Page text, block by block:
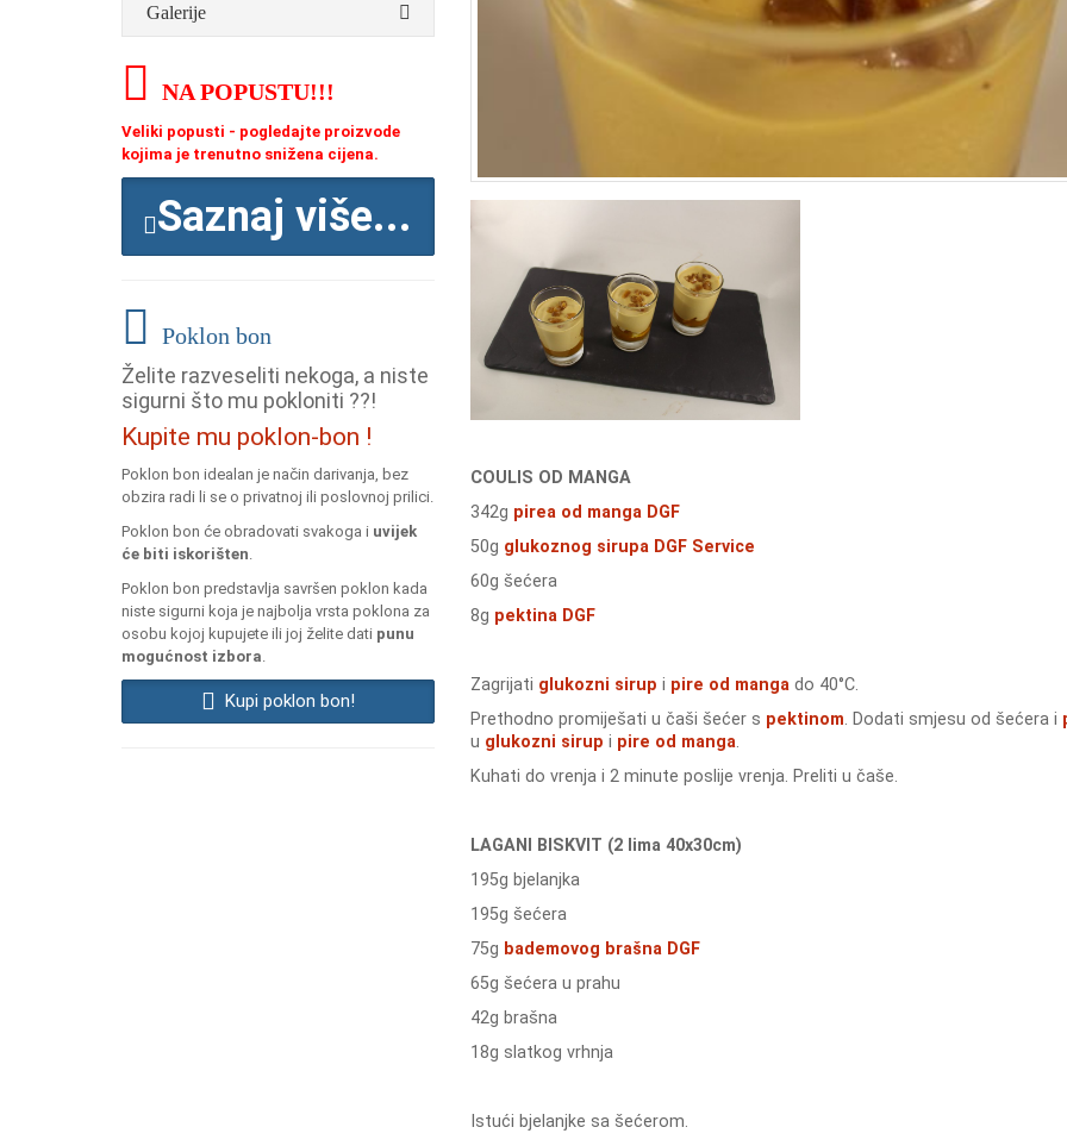
Galerije
NA POPUSTU!!!
Veliki popusti - pogledajte proizvode
kojima je trenutno snižena cijena.
Saznaj više...
Poklon bon
Želite razveseliti nekoga, a niste
sigurni što mu pokloniti ??!
Kupite mu poklon-bon !
Poklon bon idealan je način darivanja, bez
obzira radi li se o privatnoj ili poslovnoj prilici.
Poklon bon će obradovati svakoga i uvijek
će biti iskorišten.
Poklon bon predstavlja savršen poklon kada
niste sigurni koja je najbolja vrsta poklona za
osobu kojoj kupujete ili joj želite dati punu
mogućnost izbora.
Kupi poklon bon!
COULIS OD MANGA
342g pirea od manga DGF
50g glukoznog sirupa DGF Service
60g šećera
8g pektina DGF
Zagrijati glukozni sirup i pire od manga do 40°C.
Prethodno promiješati u čaši šećer s pektinom . Dodati smjesu od šećera i
u glukozni sirup i pire od manga
Kuhati do vrenja i 2 minute poslije vrenja. Preliti u čaše.
LAGANI BISKVIT (2 lima 40x30cm)
195g bjelanjka
195g šećera
75g bademovog brašna DGF
65g šećera u prahu
42g brašna
18g slatkog vrhnja
Istući bjelanjke sa šećerom.